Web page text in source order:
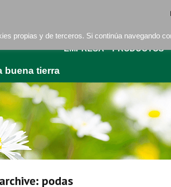
buena tierra
EMPRESA PRODUCTOS
podas
propias y de terceros. Si continúa navegando